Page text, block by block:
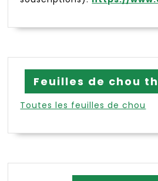
Feuilles de chou
Toutes les feuilles de chou